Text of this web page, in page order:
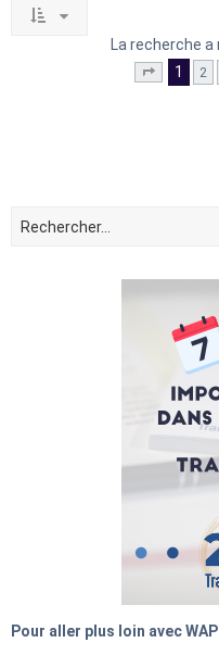
La recherche
Page sur
1 2
Pour aller plus loin avec